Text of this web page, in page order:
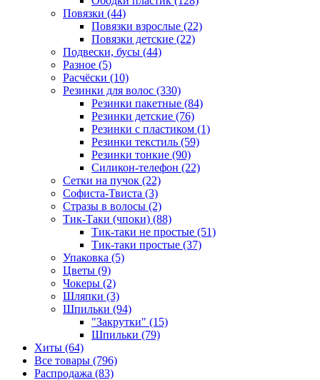
Повязки (44)
Повязки взрослые (22)
Повязки детские (22)
Подвески, бусы (44)
Разное (5)
Расчёски (10)
Резинки для волос (330)
Резинки пакетные (84)
Резинки детские (76)
Резинки с пластиком (1)
Резинки текстиль (59)
Резинки тонкие (90)
Силикон-телефон (22)
Сетки на пучок (22)
Софиста-Твиста (3)
Стразы в волосы (2)
Тик-Таки (чпоки) (88)
Тик-таки не простые (51)
Тик-таки простые (37)
Упаковка (5)
Цветы (9)
Чокеры (2)
Шляпки (3)
Шпильки (94)
"Закрутки" (15)
Шпильки (79)
Хиты (64)
Все товары (796)
Распродажа (83)